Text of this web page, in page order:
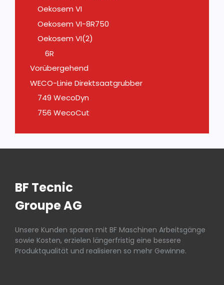
Oekosem VI
Oekosem VI-8R750
Oekosem VI(2)
6R
Vorübergehend
WECO-Linie Direktsaatgrubber
749 WecoDyn
756 WecoCut
BF Tecnic
Groupe AG
Unsere Kunden sparen mit BF Maschinen Arbeitsgänge
sowie Kosten, erzielen längerfristig eine bessere
Produktqualität und realisieren so mehr Gewinne.